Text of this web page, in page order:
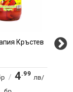
Кръстев
/ 4.99
лв/